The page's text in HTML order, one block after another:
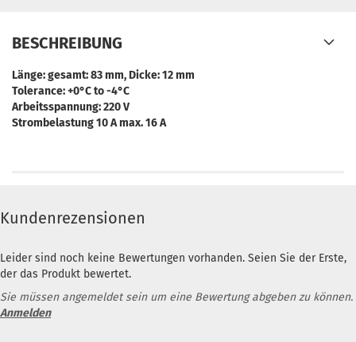
BESCHREIBUNG
Länge: gesamt: 83 mm, Dicke: 12 mm
Tolerance: +0°C to -4°C
Arbeitsspannung: 220 V
Strombelastung 10 A max. 16 A
Kundenrezensionen
Leider sind noch keine Bewertungen vorhanden. Seien Sie der Erste,
der das Produkt bewertet.
Sie müssen angemeldet sein um eine Bewertung abgeben zu können.
Anmelden